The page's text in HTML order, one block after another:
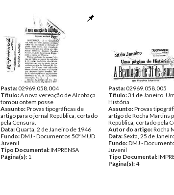
Pasta:02969.058.004
Título:A nova vereação de Alcobaça
tomou ontem posse
Assunto:Provas tipográficas de
artigo para o jornal República, cortado
pela Censura.
Data: Quarta, 2 de Janeiro de 1946
Fundo:DMJ - Documentos 50º MUD
Juvenil
Tipo Documental:IMPRENSA
Página(s): 1
Pasta:02969.058.005
Título:31 de Janeiro.
História
Assunto:Provas
artigo de Rocha Martins
República, cortado pela
Autor do artigo:Rocha
Data:Sexta, 25 de
Fundo:DMJ -
Juvenil
Tipo Documental:
Página(s):4